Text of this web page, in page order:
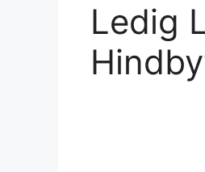
Ledig